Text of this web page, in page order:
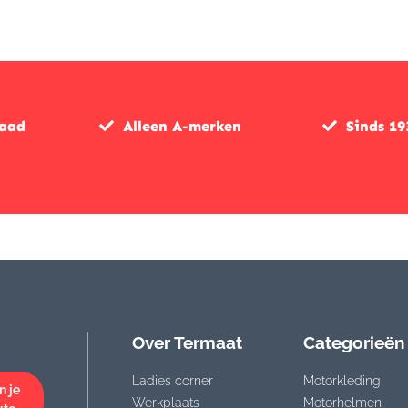
€254,95.
€203,95.
Alleen A-merken Sinds
je
Over Termaat
Ladies corner
Werkplaats
Categorieën
Motorkleding
Motorhelmen